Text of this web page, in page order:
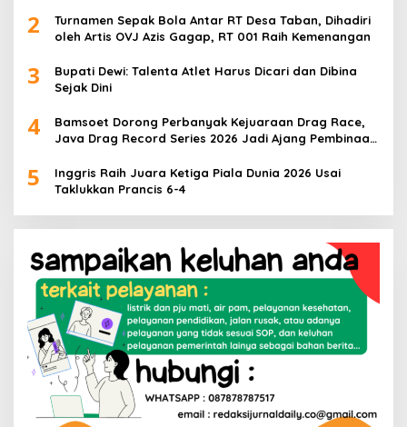
2
Turnamen Sepak Bola Antar RT Desa Taban, Dihadiri
oleh Artis OVJ Azis Gagap, RT 001 Raih Kemenangan
3
Bupati Dewi: Talenta Atlet Harus Dicari dan Dibina
Sejak Dini
4
Bamsoet Dorong Perbanyak Kejuaraan Drag Race,
Java Drag Record Series 2026 Jadi Ajang Pembinaan
5
Inggris Raih Juara Ketiga Piala Dunia 2026 Usai
Taklukkan Prancis 6-4